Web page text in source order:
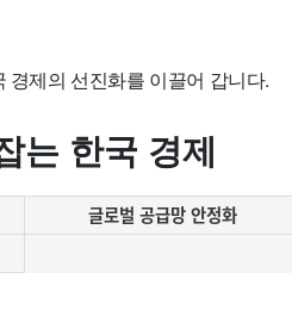
제의 선진화를 이끌어 갑니다.
는 한국 경제
글로벌 공급망 안정화